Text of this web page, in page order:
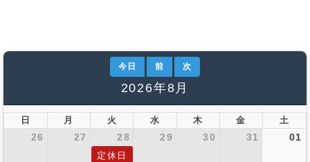
今日 前 次
2026年8月
日 月 火 水 木 金 土
26 27 28 29 30 31 01
定休日